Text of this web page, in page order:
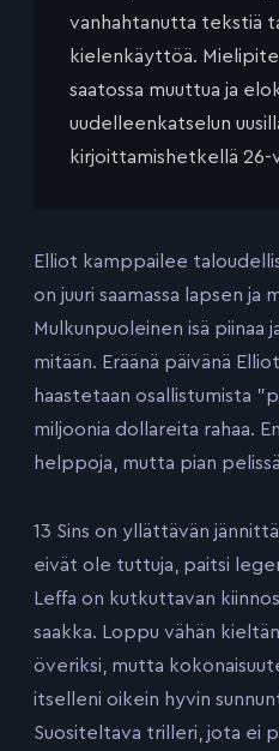
vanhahtanutta tekstiä
kielenkäyttöä.
saatossa muuttua ja
uudelleenkatselun
kirjoittamishetkellä 26-
Elliot kamppailee
on juuri saamassa lapsen ja
Mulkunpuoleinen isä piinaa
mitään. Eräänä päivänä
haastetaan osallistumista
miljoonia dollareita rahaa.
helppoja, mutta pian
13 Sins on yllättävän
eivät ole tuttuja, paitsi
Leffa on kutkuttavan
saakka. Loppu vähän
överiksi, mutta
itselleni oikein hyvin
Suositeltava trilleri, jota ei